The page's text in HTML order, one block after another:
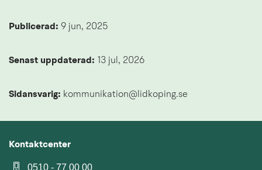
Publicerad: 9 jun, 2025
Senast uppdaterad: 13 jul, 2026
Sidansvarig: kommunikation@lidkoping.se
Kontaktcenter
0510 - 77 00 00